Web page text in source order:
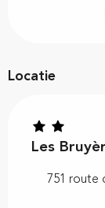
Locatie
Les
751 route